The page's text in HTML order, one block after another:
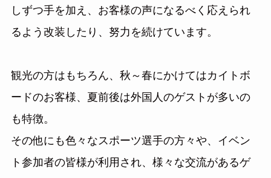
しずつ手を加え、お客様の声になるべく応えられ
るよう改装したり、努力を続けています。
観光の方はもちろん、秋～春にかけてはカイトボ
ードのお客様、夏前後は外国人のゲストが多いの
も特徴。
その他にも色々なスポーツ選手の方々や、イベン
ト参加者の皆様が利用され、様々な交流があるゲ